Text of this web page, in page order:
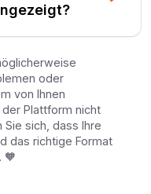
oder
von Ihnen
Plattform nicht
sich, dass Ihre
das richtige Format
🧡